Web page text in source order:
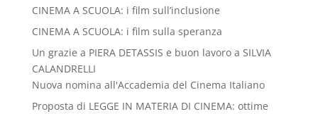
CINEMA A SCUOLA: i film sull’inclusione
CINEMA A SCUOLA: i film sulla speranza
Un grazie a PIERA DETASSIS e buon lavoro a SILVIA
CALANDRELLI
Nuova nomina all'Accademia del Cinema Italiano
Proposta di LEGGE IN MATERIA DI CINEMA: ottime